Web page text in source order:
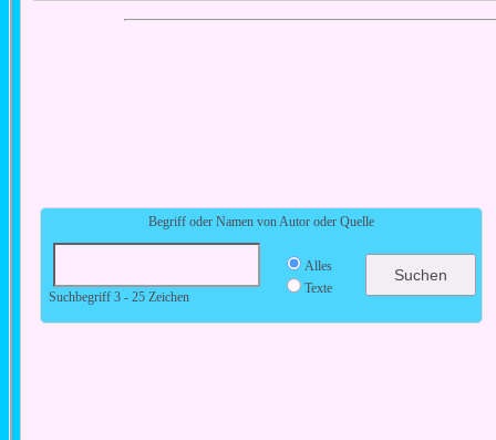
Begriff oder Namen von Autor oder Quelle
Suchbegriff 3 - 25 Zeichen
Alles
Texte